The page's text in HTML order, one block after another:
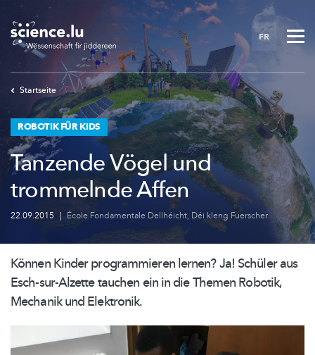
to
main
content
FR
Startseite
ROBOTIK FÜR KIDS
Tanzende Vögel und
trommelnde Affen
22.09.2015 | École Fondamentale Dellhéicht, Déi kleng Fuerscher
Können Kinder programmieren lernen? Ja! Schüler aus
Esch-sur-Alzettetauchen ein in die Themen Robotik,
Mechanik und Elektronik.